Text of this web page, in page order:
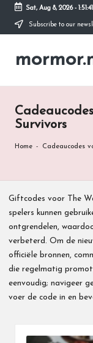
Skip
content
Sat, Aug 8, 2026-
Subscribe to our
Survivors
Home - Cadeaucodes
Giftcodes voor The
spelers kunnen
ontgrendelen,
verbeterd. Om de
officiële bronnen,
die regelmatig
eenvoudig; navigeer
voer de code in en